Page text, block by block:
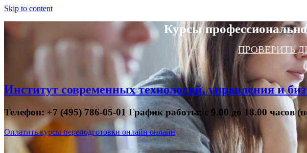
Skip to content
Курсы
ПРОВЕРИТЬ
Институт современных технологий, управления и
Телефон: +7 (495) 786-05-01 График работы: с 9.00 до 18.00 часов
Оплатить курсы переподготовки онлайн онлайн